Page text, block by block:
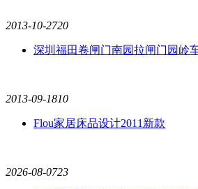
2013-10-2720
深圳福田卷闸门南园拉闸门园岭
2013-09-1810
Flou家居床品设计2011新款
2026-08-0723